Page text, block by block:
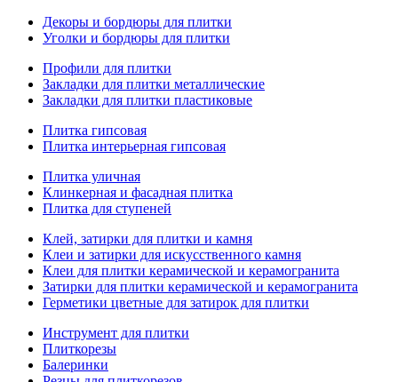
Декоры и бордюры для плитки
Уголки и бордюры для плитки
Профили для плитки
Закладки для плитки металлические
Закладки для плитки пластиковые
Плитка гипсовая
Плитка интерьерная гипсовая
Плитка уличная
Клинкерная и фасадная плитка
Плитка для ступеней
Клей, затирки для плитки и камня
Клеи и затирки для искусственного камня
Клеи для плитки керамической и керамогранита
Затирки для плитки керамической и керамогранита
Герметики цветные для затирок для плитки
Инструмент для плитки
Плиткорезы
Балеринки